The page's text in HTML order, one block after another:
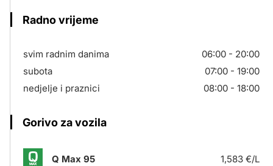
Radno vrijeme
svim radnim danima
06:00 - 20:00
subota
07:00 - 19:00
nedjelje i praznici
08:00 - 18:00
Gorivo za vozila
Q Max 95 1,583 €/L